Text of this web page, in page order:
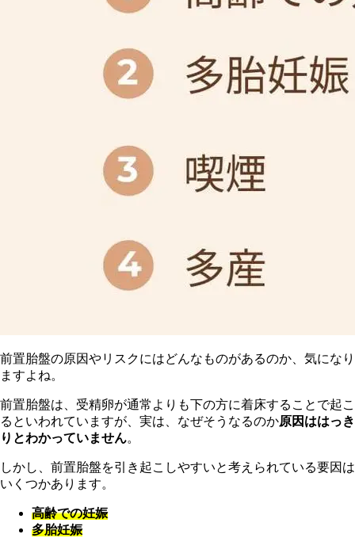
前置胎盤の原因やリスクにはどんなものがあるのか、気になり
ますよね。
前置胎盤は、受精卵が通常よりも下の方に着床することで起こ
るといわれていますが、 実は、なぜそうなるのか原因ははっき
りとわかっていません。
しかし、前置胎盤を引き起こしやすいと考えられている要因は
いくつかあります。
高齢での妊娠
多胎妊娠